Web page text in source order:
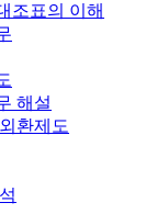
조표의 이해
해설
환제도